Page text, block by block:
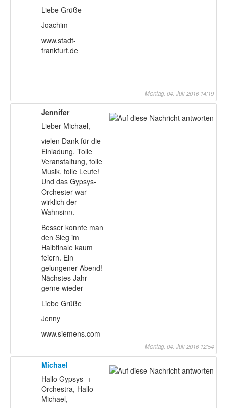
Liebe Grüße
Joachim
www.stadt-
frankfurt.de
Montag, 04. Juli 2016 14:19
Jennifer
Lieber Michael,
vielen Dank für die
Einladung. Tolle
Veranstaltung, tolle
Musik, tolle Leute!
Und das Gypsys-
Orchester war
wirklich der
Wahnsinn.
Besser konnte man
den Sieg im
Halbfinale kaum
feiern. Ein
gelungener Abend!
Nächstes Jahr
gerne wieder
Liebe Grüße
Jenny
www.siemens.com
Montag, 04. Juli 2016 12:54
Michael
Hallo Gypsys +
Orchestra, Hallo
Michael,